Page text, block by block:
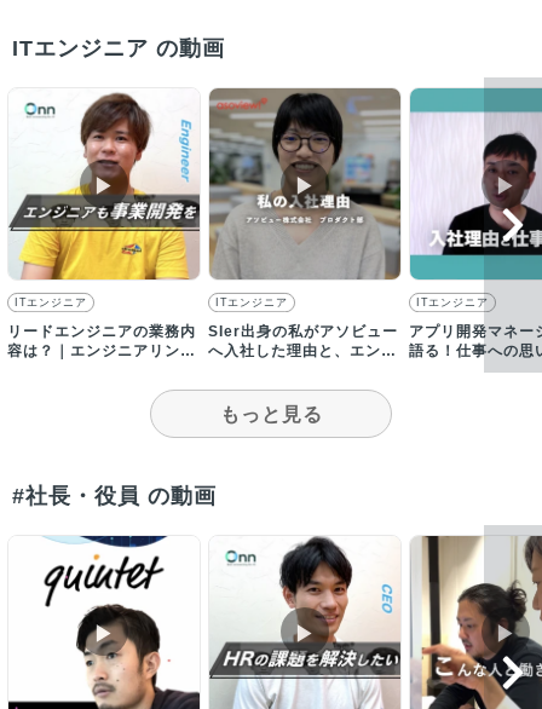
ITエンジニア の動画
▶︎
ITエンジニア
リードエンジニアの業務内
容は？｜エンジニアリング
▶︎
ITエンジニア
SIer出身の私がアソビュー
へ入社した理由と、エンジ
と
▶︎
ITエンジニア
アプリ開発マネー
語る！仕事への思
もっと見る
#社長・役員 の動画
▶︎ ▶︎ ▶︎